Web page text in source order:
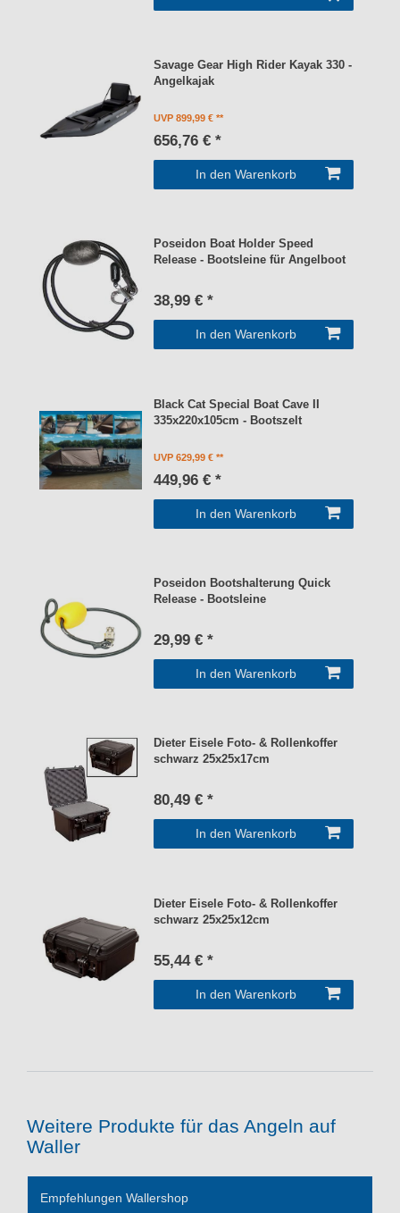
Savage Gear High Rider Kayak 330 -
Angelkajak
UVP 899,99 €
656,76 € *
In den Warenkorb
Poseidon Boat Holder Speed
Release - Bootsleine für Angelboot
38,99 € *
In den Warenkorb
Black Cat Special Boat Cave II
335x220x105cm - Bootszelt
UVP 629,99 €
449,96 € *
In den Warenkorb
Poseidon Bootshalterung Quick
Release - Bootsleine
29,99 € *
In den Warenkorb
Dieter Eisele Foto- & Rollenkoffer
schwarz 25x25x17cm
80,49 € *
In den Warenkorb
Dieter Eisele Foto- & Rollenkoffer
schwarz 25x25x12cm
55,44 € *
In den Warenkorb
Weitere Produkte für das Angeln auf
Waller
Empfehlungen Wallershop